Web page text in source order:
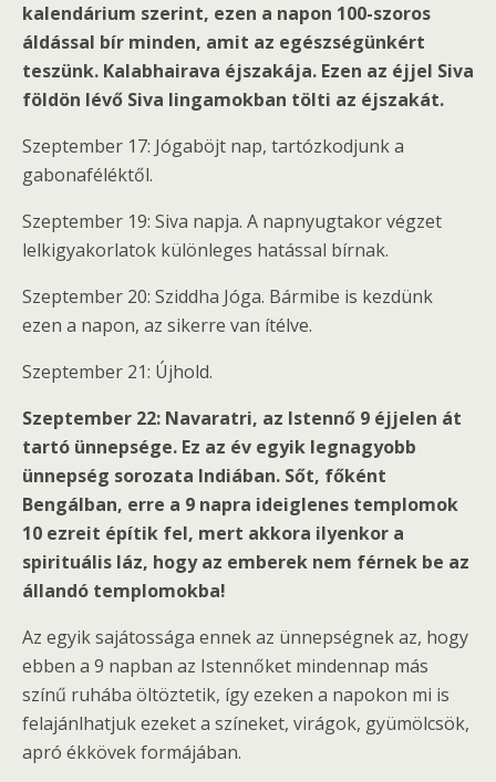
kalendárium szerint, ezen a napon 100-szoros
áldással bír minden, amit az egészségünkért
teszünk. Kalabhairava éjszakája. Ezen az éjjel Siva
földön lévő Siva lingamokban tölti az éjszakát.
Szeptember 17: Jógaböjt nap, tartózkodjunk a
gabonaféléktől.
Szeptember 19: Siva napja. A napnyugtakor végzet
lelkigyakorlatok különleges hatással bírnak.
Szeptember 20: Sziddha Jóga. Bármibe is kezdünk
ezen a napon, az sikerre van ítélve.
Szeptember 21: Újhold.
Szeptember 22: Navaratri, az Istennő 9 éjjelen át
tartó ünnepsége. Ez az év egyik legnagyobb
ünnepség sorozata Indiában. Sőt, főként
Bengálban, erre a 9 napra ideiglenes templomok
10 ezreit építik fel, mert akkora ilyenkor a
spirituális láz, hogy az emberek nem férnek be az
állandó templomokba!
Az egyik sajátossága ennek az ünnepségnek az, hogy
ebben a 9 napban az Istennőket mindennap más
színű ruhába öltöztetik, így ezeken a napokon mi is
felajánlhatjuk ezeket a színeket, virágok, gyümölcsök,
apró ékkövek formájában.